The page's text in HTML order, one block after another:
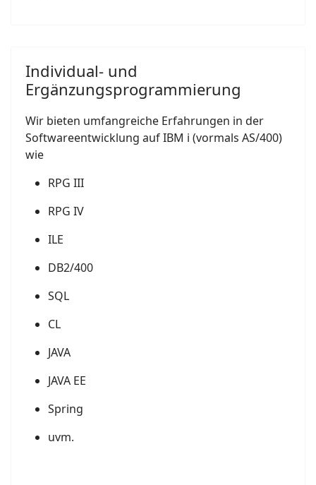
Individual- und
Ergänzungsprogrammierung
Wir bieten umfangreiche Erfahrungen in der
Softwareentwicklung auf IBM i (vormals AS/400)
wie
RPG III
RPG IV
ILE
DB2/400
SQL
CL
JAVA
JAVA EE
Spring
uvm.